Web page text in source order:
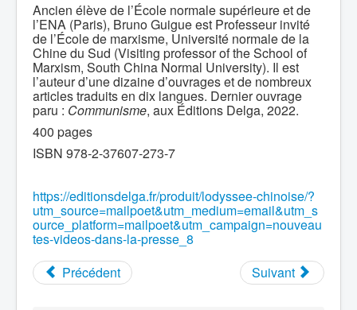
Ancien élève de l’École normale supérieure et de
l’ENA (Paris), Bruno Guigue est Professeur invité
de l’École de marxisme, Université normale de la
Chine du Sud (Visiting professor of the School of
Marxism, South China Normal University). Il est
l’auteur d’une dizaine d’ouvrages et de nombreux
articles traduits en dix langues. Dernier ouvrage
paru : Communisme, aux Éditions Delga, 2022.
400 pages
ISBN 978-2-37607-273-7
https://editionsdelga.fr/produit/lodyssee-chinoise/?
utm_source=mailpoet&utm_medium=email&utm_s
ource_platform=mailpoet&utm_campaign=nouveau
tes-videos-dans-la-presse_8
Précédent
Suivant